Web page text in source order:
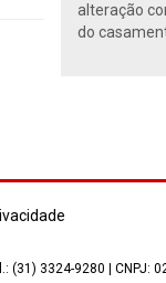
alteração
do
(31) 3324-9280 | CNPJ: